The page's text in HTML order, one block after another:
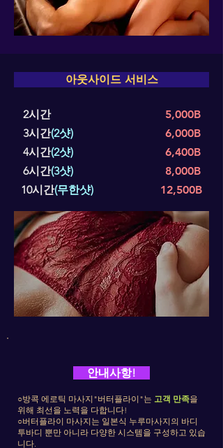
아웃사이드 서비스
2시간
5,000B
3시간(2샷)
6,000B
4시간(2샷)
6,400B
6시간(3샷)
8,000B
10시간(무한샷) 12,500B
안내사항!
○방콕 에로틱 마사지"버터플라이"는 고객 만족을
위해 최선을 노력을 다합니다!
○버터플라이 마사지는 일본식 누루마사지의 바디
투바디 뿐만 아니라 다양한 시스템을 구성하고 있습
니다.